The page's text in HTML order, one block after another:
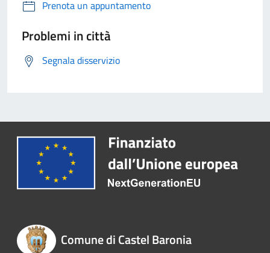
Prenota un appuntamento
Problemi in città
Segnala disservizio
Comune di Castel Baronia